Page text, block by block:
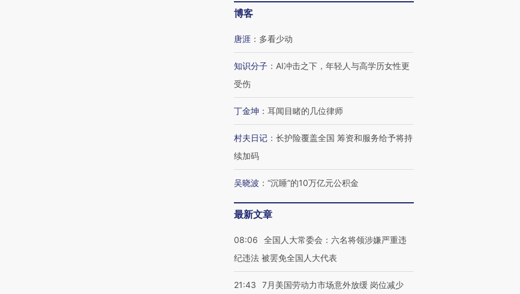
博客
唐涯 ： 多看少动
知识分子 ： AI冲击之下，年轻人与高学历女性更
受伤
丁金坤 ： 耳闻目睹的几位律师
村夫日记 ： 长护险覆盖全国 筹资和服务给予将持
续加码
吴晓波 ： “沉睡”的10万亿元公积金
最新文章
08:06
全国人大常委会：六名将领涉嫌严重违
纪违法 被罢免全国人大代表
21:43
7月美国劳动力市场意外放缓 岗位减少